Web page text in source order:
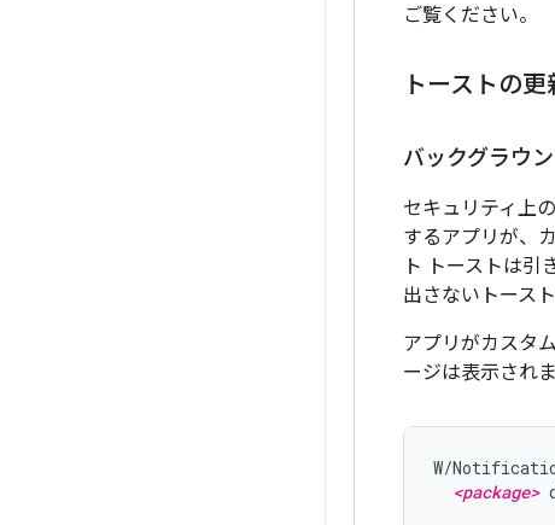
ご覧ください。
トーストの更
バックグラウ
セキュリティ上
するアプリが、
ト トーストは引
出さないトース
アプリがカスタ
ージは表示され
W/
<package>